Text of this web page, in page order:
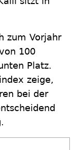
zum Vorjahr
100
Platz.
zeige,
bei der